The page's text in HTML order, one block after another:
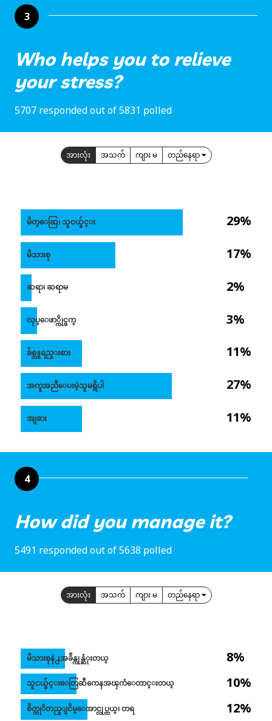
3
Who helps you to relieve
your stress?
5707 responded out of 5831 polled
အားလုံး အသက် ကျား မ တည်နေရာ
29%
17%
2%
3%
11%
27%
11%
မိတ္ေဆြ၊ သူငယ္ခ်င္း
မိသားစု
ဆရာ၊ ဆရာမ
လုပ္ေဖာ္ကိုင္ဖက္
ခ်စ္သူရည္းစား
အကူအညီေပးမဲ့သူမရွိပါ
အျခား
4
How did you manage it?
5491 responded out of 5638 polled
အားလုံး အသက် ကျား မ တည်နေရာ
8%
10%
12%
မိသားစုနဲ႕အခ်ိန္ကုန္ဆံုးတယ္
သူငယ္ခ်င္းေတြဆီကေနအၾကံေတာင္းတယ္
စိတ္ကုိတည္ျငိမ္ေအာင္လုပ္တယ္၊ တရ